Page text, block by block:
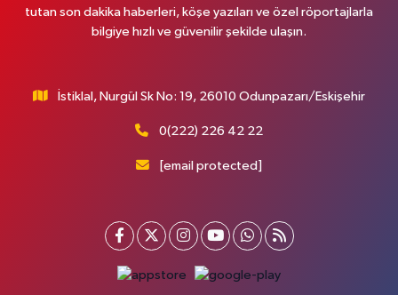
tutan son dakika haberleri, köşe yazıları ve özel röportajlarla
bilgiye hızlı ve güvenilir şekilde ulaşın.
İstiklal, Nurgül Sk No: 19, 26010 Odunpazarı/Eskişehir
0(222) 226 42 22
[email protected]